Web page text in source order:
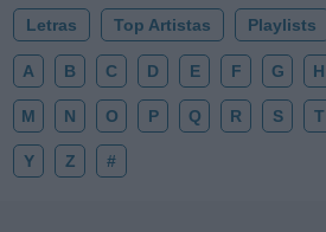
Letras Top Artistas Playlists
A B C D E F G H
M N O P Q R S T
Y Z #